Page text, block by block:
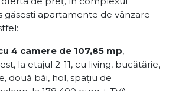
găsești apartamente de vânzare
4 camere de 107,85 mp,
la etajul 2-11, cu living, bucătărie,
două băi, hol, spațiu de